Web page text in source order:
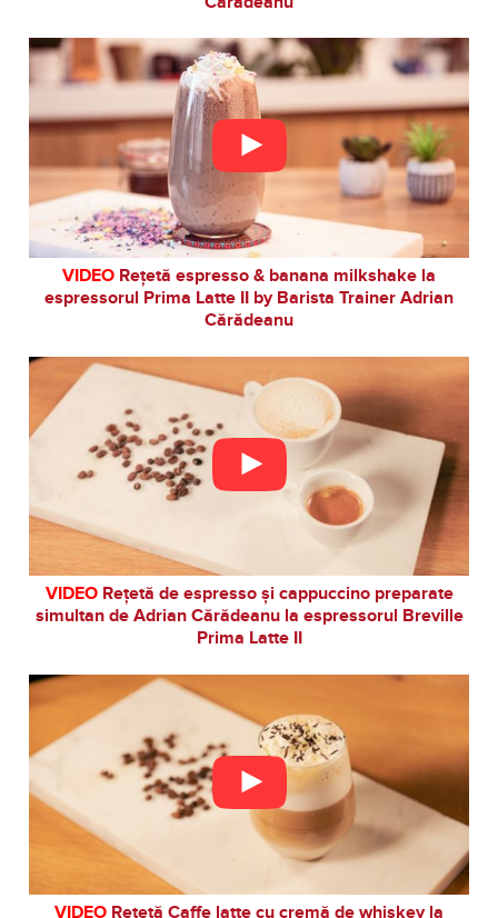
VIDEO Rețetă espresso & banana milkshake la
espressorul Prima Latte II by Barista Trainer Adrian
Cărădeanu
VIDEORețetă de espresso și cappuccino preparate
simultan de Adrian Cărădeanu la espressorul Breville
Prima Latte II
VIDEO Rețetă Caffe latte cu cremă de whiskey la